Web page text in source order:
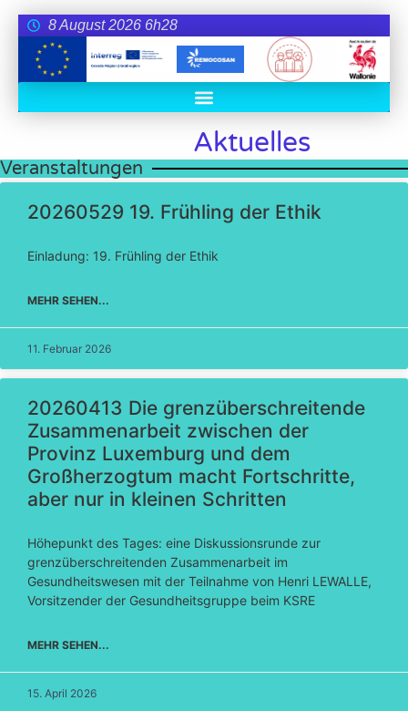
8 August 2026 6h28
Aktuelles
Veranstaltungen
20260529 19. Frühling der Ethik
Einladung: 19. Frühling der Ethik
MEHR SEHEN...
11. Februar 2026
20260413 Die grenzüberschreitende
Zusammenarbeit zwischen der
Provinz Luxemburg und dem
Großherzogtum macht Fortschritte,
aber nur in kleinen Schritten
Höhepunkt des Tages: eine Diskussionsrunde zur
grenzüberschreitenden Zusammenarbeit im
Gesundheitswesen mit der Teilnahme von Henri LEWALLE,
Vorsitzender der Gesundheitsgruppe beim KSRE
MEHR SEHEN...
15. April 2026